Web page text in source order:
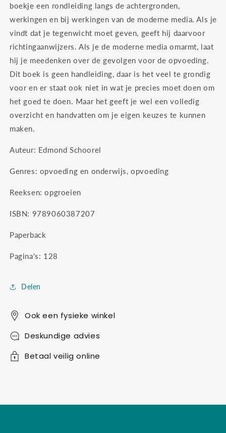
boekje een rondleiding langs de achtergronden,
werkingen en bij werkingen van de moderne media. Als je
vindt dat je tegenwicht moet geven, geeft hij daarvoor
richtingaanwijzers. Als je de moderne media omarmt, laat
hij je meedenken over de gevolgen voor de opvoeding.
Dit boek is geen handleiding, daar is het veel te grondig
voor en er staat ook niet in wat je precies moet doen om
het goed te doen. Maar het geeft je wel een volledig
overzicht en handvatten om je eigen keuzes te kunnen
maken.
Auteur: Edmond Schoorel
Genres: opvoeding en onderwijs, opvoeding
Reeksen: opgroeien
ISBN: 9789060387207
Paperback
Pagina's: 128
Delen
Ook een fysieke winkel
Deskundige advies
Betaal veilig online